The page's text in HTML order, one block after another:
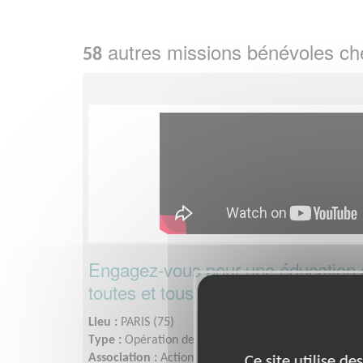
58 autres missions bénévoles
Engagez-vous pour une
toutes et tous !
Lieu : PARIS (75)
Type : Opération de sensibilisation
Association : Action Education